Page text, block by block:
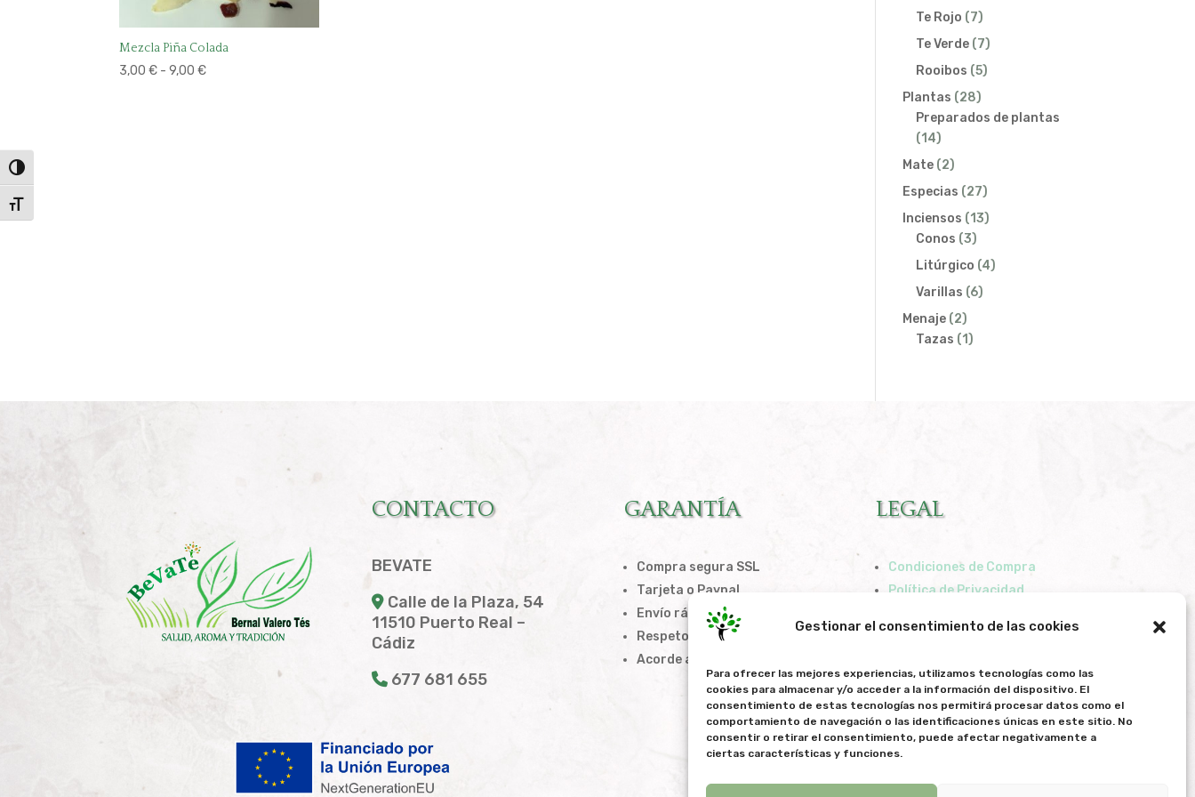
Gestionar el consentimiento de las cookies
Para ofrecer las mejores experiencias, utilizamos tecnologías como las
cookies para almacenar y/o acceder a la información del dispositivo. El
consentimiento de estas tecnologías nos permitirá procesar datos como el
comportamiento de navegación o las identificaciones únicas en este sitio. No
consentir o retirar el consentimiento, puede afectar negativamente a
ciertas características y funciones.
Alternar alto contraste
Alternar tamaño de letra
Mezcla Piña Colada
3,00€ - 9,00€Rango
Te Rojo 77
productos
Te Verde 77
productos
Rooibos 55
Plantas 2828
productos
Preparados de plantas
1414
productos
Mate 22
productos
Especias 2727
productos
Inciensos 1313
Conos 33
productos
Litúrgico 44
Varillas 66
Menaje 22
productos
Tazas 11
CONTACTO
BEVATE
Calle de la Plaza, 54
11510 Puerto Real –
Cádiz
677 681 655
GARANTÍA
Compra segura SSL
Tarjeta o Paypal
Envío rápido
Respeto a la privacidad
Acorde a la LOPD
LEGAL
Condiciones de Compra
Política de Privacidad